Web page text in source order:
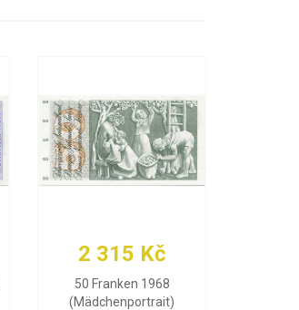
2 315 Kč
50 Franken 1968
(Mädchenportrait)